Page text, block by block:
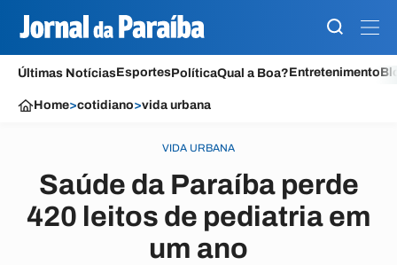
Últimas NotíciasEsportesPolíticaQual a Boa?Entretenimento
Home>cotidiano>vida urbana
VIDA URBANA
Saúde da Paraíba perde
420 leitos de pediatria em
um ano